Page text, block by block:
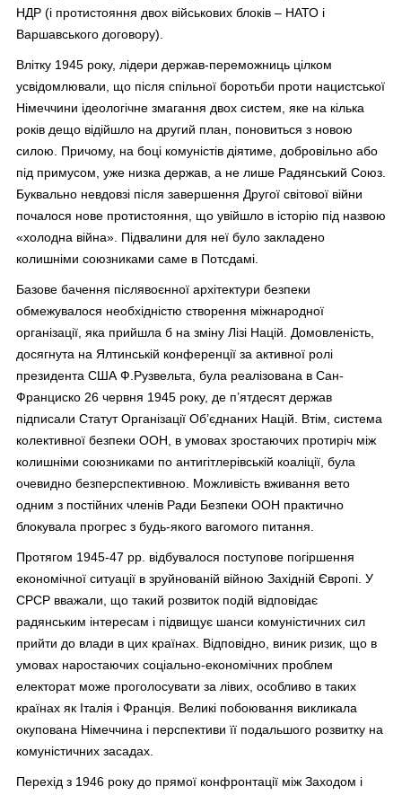
НДР (і протистояння двох військових блоків – НАТО і
Варшавського договору).
Влітку 1945 року, лідери держав-переможниць цілком
усвідомлювали, що після спільної боротьби проти нацистської
Німеччини ідеологічне змагання двох систем, яке на кілька
років дещо відійшло на другий план, поновиться з новою
силою. Причому, на боці комуністів діятиме, добровільно або
під примусом, уже низка держав, а не лише Радянський Союз.
Буквально невдовзі після завершення Другої світової війни
почалося нове протистояння, що увійшло в історію під назвою
«холодна війна». Підвалини для неї було закладено
колишніми союзниками саме в Потсдамі.
Базове бачення післявоєнної архітектури безпеки
обмежувалося необхідністю створення міжнародної
організації, яка прийшла б на зміну Лізі Націй. Домовленість,
досягнута на Ялтинській конференції за активної ролі
президента США Ф.Рузвельта, була реалізована в Сан-
Франциско 26 червня 1945 року, де п’ятдесят держав
підписали Статут Організації Об’єднаних Націй. Втім, система
колективної безпеки ООН, в умовах зростаючих протиріч між
колишніми союзниками по антигітлерівській коаліції, була
очевидно безперспективною. Можливість вживання вето
одним з постійних членів Ради Безпеки ООН практично
блокувала прогрес з будь-якого вагомого питання.
Протягом 1945-47 рр. відбувалося поступове погіршення
економічної ситуації в зруйнованій війною Західній Європі. У
СРСР вважали, що такий розвиток подій відповідає
радянським інтересам і підвищує шанси комуністичних сил
прийти до влади в цих країнах. Відповідно, виник ризик, що в
умовах наростаючих соціально-економічних проблем
електорат може проголосувати за лівих, особливо в таких
країнах як Італія і Франція. Великі побоювання викликала
окупована Німеччина і перспективи її подальшого розвитку на
комуністичних засадах.
Перехід з 1946 року до прямої конфронтації між Заходом і